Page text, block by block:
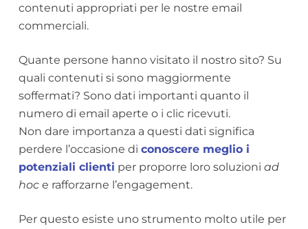
contenuti appropriati per le nostre email
commerciali.
Quante persone hanno visitato il nostro sito? Su
quali contenuti si sono maggiormente
soffermati? Sono dati importanti quanto il
numero di email aperte o i clic ricevuti.
Non dare importanza a questi dati significa
perdere l’occasione di conoscere meglio i
potenziali clienti per proporre loro soluzioni ad
hoce rafforzarne l’engagement.
Per questo esiste uno strumento molto utile per